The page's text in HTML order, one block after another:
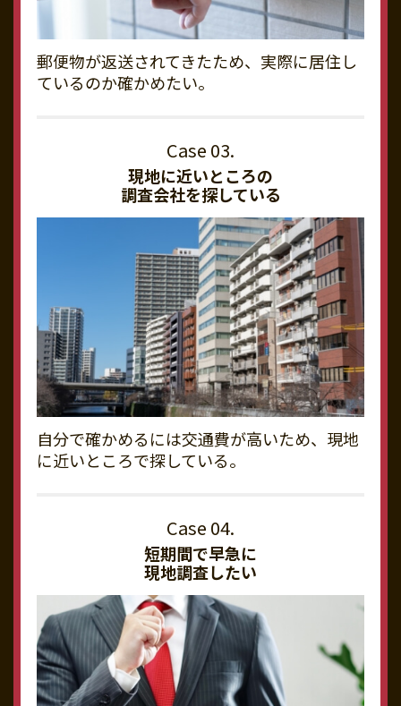
郵便物が返送されてきたため、実際に居住し
ているのか確かめたい。
現地に近いところの
調査会社を探している
自分で確かめるには交通費が高いため、現地
に近いところで探している。
短期間で早急に
現地調査したい